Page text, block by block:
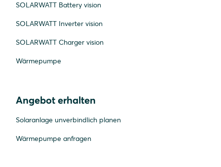
SOLARWATT Battery vision
SOLARWATT Inverter vision
SOLARWATT Charger vision
Wärmepumpe
Angebot erhalten
Solaranlage unverbindlich planen
Wärmepumpe anfragen